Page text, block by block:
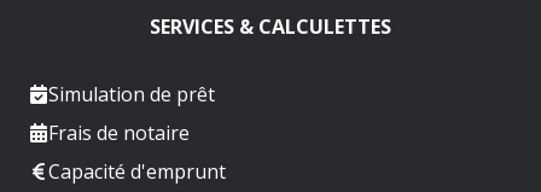
SERVICES & CALCULETTES
Simulation de prêt
Frais de notaire
Capacité d'emprunt